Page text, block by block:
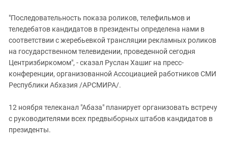
"Последовательность показа роликов, телефильмов и
теледебатов кандидатов в президенты определена нами в
соответствии с жеребьевкой трансляции рекламных роликов
на государственном телевидении, проведенной сегодня
Центризбиркомом", - сказал Руслан Хашиг на пресс-
конференции, организованной Ассоциацией работников СМИ
Республики Абхазия /АРСМИРА/.
12 ноября телеканал "Абаза" планирует организовать встречу
с руководителями всех предвыборных штабов кандидатов в
президенты.